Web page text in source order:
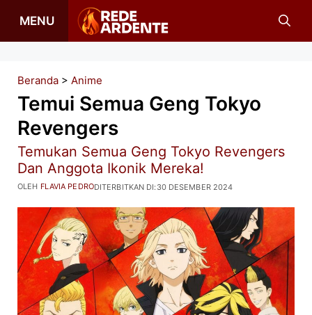
MENU
Beranda > Anime
Temui Semua Geng Tokyo
Revengers
Temukan Semua Geng Tokyo Revengers
Dan Anggota Ikonik Mereka!
DITERBITKAN DI: 30 DESEMBER 2024
OLEH FLAVIA PEDRO